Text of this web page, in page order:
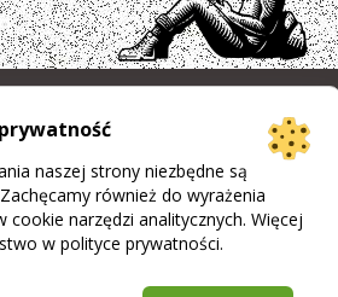
naszej strony niezbędne są
również do wyrażenia
cookie narzędzi analitycznych. Więcej
w polityce prywatności.
Płachecka
Polityka prywatności |Pliki Cookies